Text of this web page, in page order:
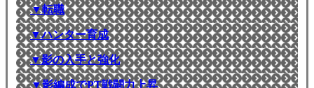
▼転職
▼ハンター育成
▼影の入手と強化
▼影編成でPT戦闘力上昇